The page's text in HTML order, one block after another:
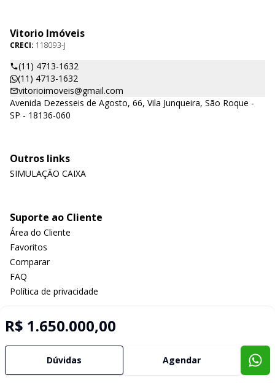
R$ 1.650.000,00
Dúvidas Agendar
Vitorio Imóveis
CRECI: 118093-J
(11) 4713-1632
(11) 4713-1632
vitorioimoveis@gmail.com
Avenida Dezesseis de Agosto, 66, Vila Junqueira, São Roque -
SP - 18136-060
Outros links
SIMULAÇÃO CAIXA
Suporte ao Cliente
Área do Cliente
Favoritos
Comparar
FAQ
Política de privacidade
Selo de Tecnologia Loft